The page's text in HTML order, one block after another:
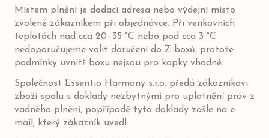
Místem plnění je dodací adresa nebo výdejní místo
zvolené zákazníkem při objednávce. Při venkovních
teplotách nad cca 20–35 °C nebo pod cca 3 °C
nedoporučujeme volit doručení do Z-boxů, protože
podmínky uvnitř boxu nejsou pro kapky vhodné.
Společnost Essentio Harmony s.r.o. předá zákazníkovi
zboží spolu s doklady nezbytnými pro uplatnění práv z
vadného plnění, popřípadě tyto doklady zašle na e-
mail, který zákazník uvedl.